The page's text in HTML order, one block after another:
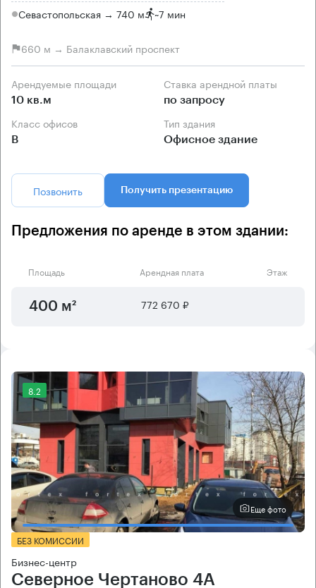
Севастопольская → 740 м ~7 мин
660 м → Балаклавский проспект
Арендуемые площади
10 кв.м
Ставка арендной платы
по запросу
Класс офисов
B
Тип здания
Офисное здание
Позвонить Получить презентацию
Предложения по аренде в этом здании:
Площадь Арендная плата Этаж
400 м² 772 670 ₽
8.2
Еще фото
БЕЗ КОМИССИИ
Бизнес-центр
Северное Чертаново 4А